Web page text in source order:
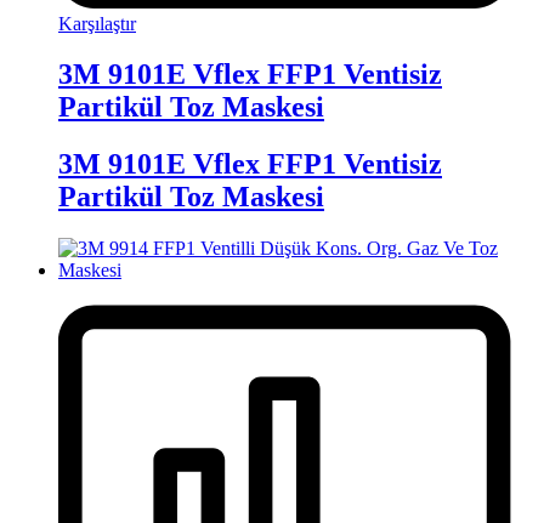
Karşılaştır
3M 9101E Vflex FFP1 Ventisiz
Partikül Toz Maskesi
3M 9101E Vflex FFP1 Ventisiz
Partikül Toz Maskesi